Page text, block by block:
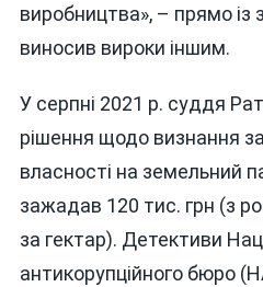
виробництва», – прямо із
виносив вироки іншим.
У серпні 2021 р. суддя
рішення щодо визнання
власності на земельний
зажадав 120 тис. грн (з
за гектар). Детективи
антикорупційного бюро